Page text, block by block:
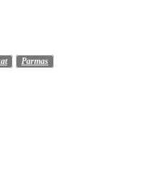
Parmas